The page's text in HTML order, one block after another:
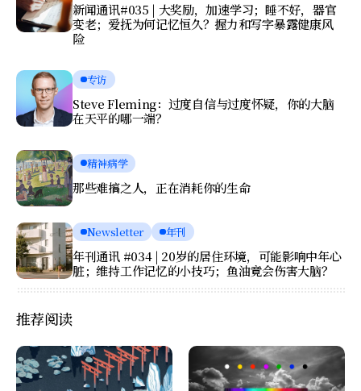
新闻通讯#035 | 大奖励，加速学习；睡不好，器官
变老；爱抚为何记忆恒久？握力和写字暴露健康风
险
专访
Steve Fleming：过度自信与过度怀疑，你的大脑
在天平的哪一端？
精神病学
那些难搞之人，正在消耗你的生命
Newsletter 年刊
年刊通讯 #034 | 20岁的居住环境，可能影响中年心
脏；维持工作记忆的小技巧；鱼油竟会伤害大脑？
推荐阅读